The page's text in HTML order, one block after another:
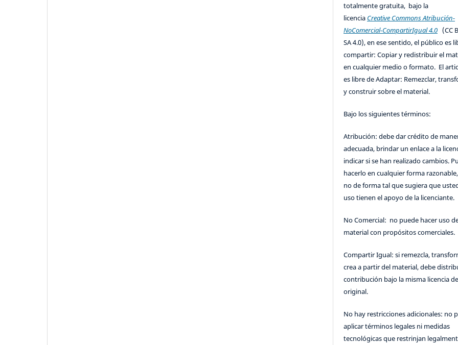
totalmente gratuita, bajo la
licencia Creative Commons Atribución-
NoComercial-CompartirIgual 4.0 (CC
SA 4.0), en ese sentido, el público es
compartir: Copiar y redistribuir el
en cualquier medio o formato. El
es libre de Adaptar: Remezclar,
y construir sobre el material.
Bajo los siguientes términos:
Atribución: debe dar crédito de
adecuada, brindar un enlace a la
indicar si se han realizado cambios.
hacerlo en cualquier forma
no de forma tal que sugiera que
uso tienen el apoyo de la licenciante.
No Comercial: no puede hacer uso
material con propósitos comerciales.
Compartir Igual: si remezcla,
crea a partir del material, debe
contribución bajo la misma licencia
original.
No hay restricciones adicionales: no
aplicar términos legales ni medidas
tecnológicas que restrinjan